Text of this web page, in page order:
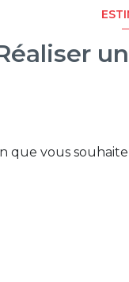
que vous